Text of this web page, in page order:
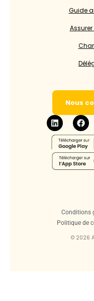
Guide
Nous
Conditions
Politique de
© 2026